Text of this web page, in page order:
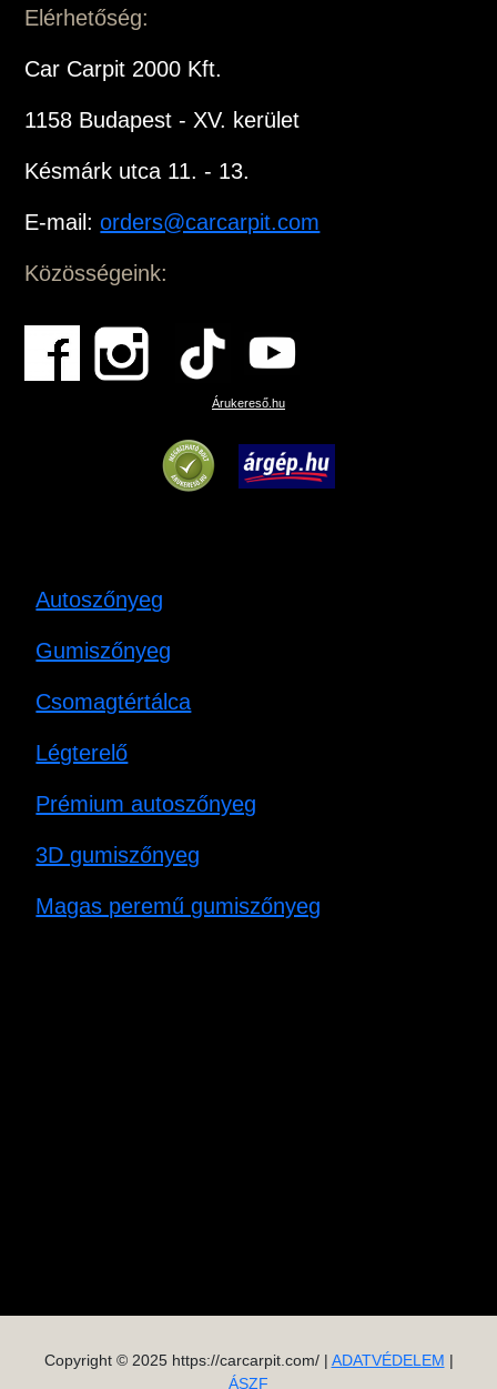
Elérhetőség:
Car Carpit 2000 Kft.
1158 Budapest - XV. kerület
Késmárk utca 11. - 13.
E-mail:orders@carcarpit.com
Közösségeink:
Árukereső.hu
Autoszőnyeg
Gumiszőnyeg
Csomagtértálca
Légterelő
Prémium autoszőnyeg
3D gumiszőnyeg
Magas peremű gumiszőnyeg
Copyright © 2025 https://carcarpit.com/ | ADATVÉDELEM |
ÁSZF